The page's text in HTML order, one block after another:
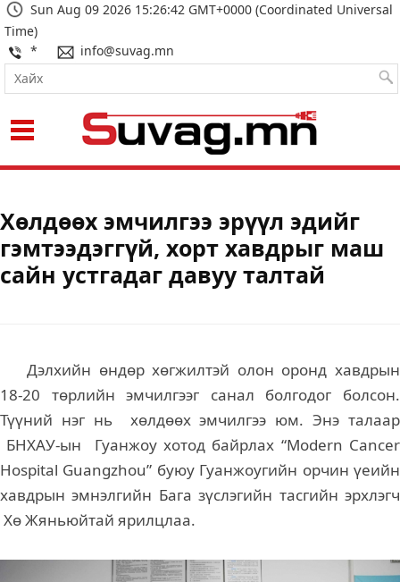
Sun Aug 09 2026 15:26:42 GMT+0000 (Coordinated Universal
Time)
*
info@suvag.mn
Хөлдөөх эмчилгээ эрүүл эдийг
гэмтээдэггүй, хорт хавдрыг маш
сайн устгадаг давуу талтай
Дэлхийн өндөр хөгжилтэй олон оронд хавдрын
18-20 төрлийн эмчилгээг санал болгодог болсон.
Түүний нэг нь хөлдөөх эмчилгээ юм. Энэ талаар
БНХАУ-ын Гуанжоу хотод байрлах “Modern Cancer
Hospital Guangzhou” буюу Гуанжоугийн орчин үеийн
хавдрын эмнэлгийн Бага зүслэгийн тасгийн эрхлэгч
Хө Жяньюйтай ярилцлаа.